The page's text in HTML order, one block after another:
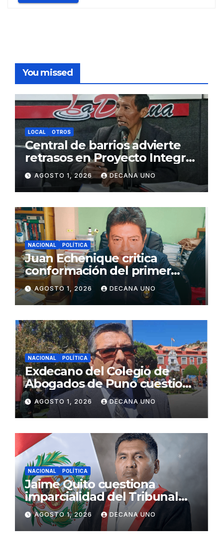
You missed
LOCAL OTROS
Central de barrios advierte
retrasos en Proyecto Integral
de Agua y Alcantarillado para
Juliaca
AGOSTO 1, 2026 DECANA UNO
NACIONAL POLÍTICA
Juan Echenique critica
conformación del primer
gabinete ministerial de Keiko
Fujimori
AGOSTO 1, 2026 DECANA UNO
NACIONAL POLÍTICA
Exdecano del Colegio de
Abogados de Puno cuestiona
propuestas sobre seguridad
ciudadana
AGOSTO 1, 2026 DECANA UNO
NACIONAL POLÍTICA
Jaime Quito cuestiona
imparcialidad del Tribunal
Constitucional tras liberación
de Ollanta Humala
AGOSTO 1, 2026 DECANA UNO